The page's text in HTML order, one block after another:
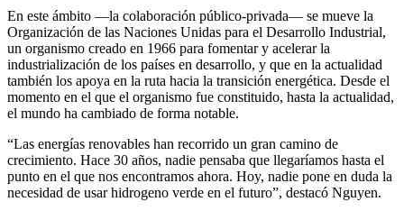
En este ámbito —la colaboración público-privada— se mueve la
Organización de las Naciones Unidas para el Desarrollo Industrial,
un organismo creado en 1966 para fomentar y acelerar la
industrialización de los países en desarrollo, y que en la actualidad
también los apoya en la ruta hacia la transición energética. Desde el
momento en el que el organismo fue constituido, hasta la actualidad,
el mundo ha cambiado de forma notable.
“Las energías renovables han recorrido un gran camino de
crecimiento. Hace 30 años, nadie pensaba que llegaríamos hasta el
punto en el que nos encontramos ahora. Hoy, nadie pone en duda la
necesidad de usar hidrogeno verde en el futuro”, destacó Nguyen.